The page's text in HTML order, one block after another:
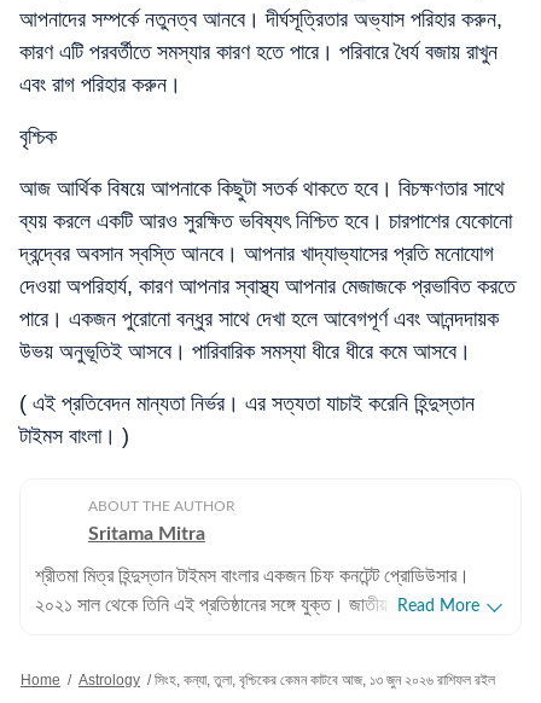
আপনাদের সম্পর্কে নতুনত্ব আনবে। দীর্ঘসূত্রিতার অভ্যাস পরিহার করুন,
কারণ এটি পরবর্তীতে সমস্যার কারণ হতে পারে। পরিবারে ধৈর্য বজায় রাখুন
এবং রাগ পরিহার করুন।
বৃশ্চিক
আজ আর্থিক বিষয়ে আপনাকে কিছুটা সতর্ক থাকতে হবে। বিচক্ষণতার সাথে
ব্যয় করলে একটি আরও সুরক্ষিত ভবিষ্যৎ নিশ্চিত হবে। চারপাশের যেকোনো
দ্বন্দ্বের অবসান স্বস্তি আনবে। আপনার খাদ্যাভ্যাসের প্রতি মনোযোগ
দেওয়া অপরিহার্য, কারণ আপনার স্বাস্থ্য আপনার মেজাজকে প্রভাবিত করতে
পারে। একজন পুরোনো বন্ধুর সাথে দেখা হলে আবেগপূর্ণ এবং আনন্দদায়ক
উভয় অনুভূতিই আসবে। পারিবারিক সমস্যা ধীরে ধীরে কমে আসবে।
( এই প্রতিবেদন মান্যতা নির্ভর। এর সত্যতা যাচাই করেনি হিন্দুস্তান
টাইমস বাংলা। )
ABOUT THE AUTHOR
Sritama Mitra
শ্রীতমা মিত্র হিন্দুস্তান টাইমস বাংলার একজন চিফ কনটেন্ট প্রোডিউসার।
২০২১ সাল থেকে তিনি এই প্রতিষ্ঠানের সঙ্গে যুক্ত। জাতীয় এবং আন্তর্জাতিক
আগ্রহ রয়েছে। পেশাদার জীবন: পেশাদার জীবনের শুরুতে শ্রীতমা আকাশবাণী,
Read More
Home / Astrology / সিংহ, কন্যা, তুলা, বৃশ্চিকের কেমন কাটবে আজ, ১৩ জুন ২০২৬ রাশিফল রইল